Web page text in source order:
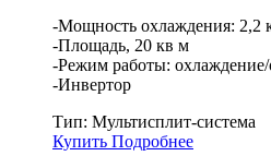
-Мощность охлаждения: 2,2
-Площадь, 20 кв м
-Режим работы: охлаждение/
-Инвертор
Тип: Мультисплит-система
Купить Подробнее